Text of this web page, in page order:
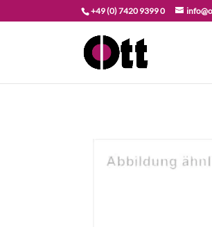
+49 (0) 7420 9399 0